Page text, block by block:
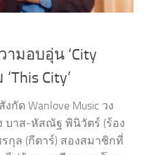
มอบอุ่น ‘City
City’
กัด Wanlove Music วง
บาส-หัสณัฐ พินิวัตร์ (ร้อง
กุล (กีตาร์) สองสมาชิกที่